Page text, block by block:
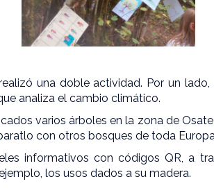
una doble actividad. Por un
analiza el cambio climático.
varios árboles en la zona de
con otros bosques de toda
informativos con códigos QR, a
los usos dados a su madera.